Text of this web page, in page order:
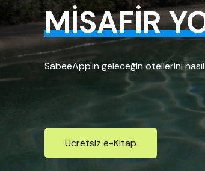
MİSAFİR
SabeeApp'in geleceğin otellerini
Ücretsiz e-Kitap